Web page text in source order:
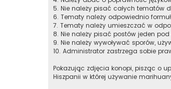
5. Nie należy pisać całych tematów
6. Tematy należy odpowiednio
7. Tematy należy umieszczać w
8. Nie należy pisać postów jeden
9. Nie należy wywoływać sporów,
10. Administrator zastrzega sobie
Pokazując zdjęcia konopi, pisząc o
Hiszpanii w której używanie